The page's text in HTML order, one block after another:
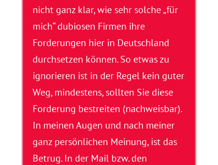
nicht ganz klar, wie sehr solche „für
mich“ dubiosen Firmen ihre
Forderungen hier in Deutschland
durchsetzen können. So etwas zu
ignorieren ist in der Regel kein guter
Weg, mindestens, sollten Sie diese
Forderung bestreiten (nachweisbar).
In meinen Augen und nach meiner
ganz persönlichen Meinung, ist das
Betrug. In der Mail bzw. den